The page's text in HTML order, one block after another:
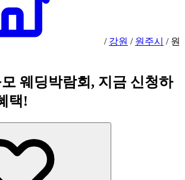
/ 강원 / 원주시 / 원
웨딩박람회, 지금 신청하
택!